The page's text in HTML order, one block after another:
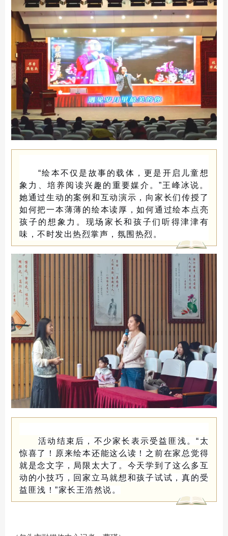
“绘本不仅是故事的载体，更是开启儿童想
象力、培养阅读兴趣的重要媒介。”王峰冰说。
她通过生动的案例和互动演示，向家长们传授了
如何把一本薄薄的绘本读厚，如何通过绘本点亮
孩子的想象力。现场家长和孩子们听得津津有
味，不时发出热烈掌声，氛围热烈。
活动结束后，不少家长表示受益匪浅。“太
惊喜了！原来绘本还能这么读！之前在家总觉得
就是念文字，局限太大了。今天学到了这么多互
动的小技巧，回家立马就想和孩子试试，真的受
益匪浅！”家长王浩然说。